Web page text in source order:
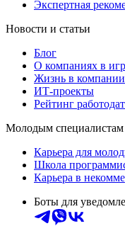
Экспертная
Новости и статьи
Блог
О компаниях в
Жизнь в компании
ИТ-проекты
Рейтинг
Молодым специалистам
Карьера для
Школа
Карьера в
Боты для